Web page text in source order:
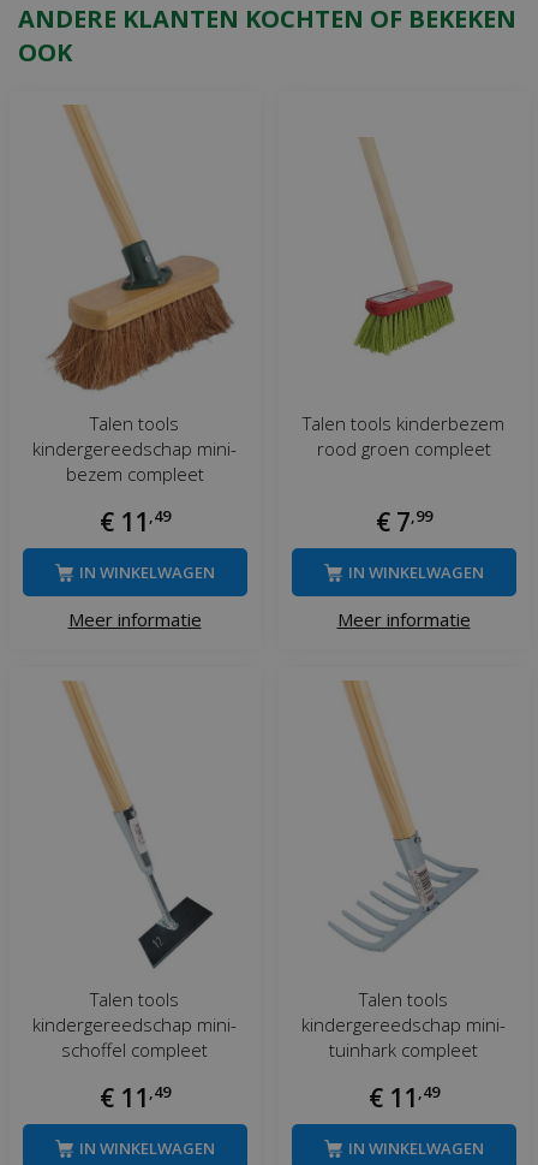
ANDERE KLANTEN KOCHTEN OF BEKEKEN
OOK
Talen tools
kindergereedschap mini-
bezem compleet
€ 11 ,49
Meer informatie
IN WINKELWAGEN
Talen tools kinderbezem
rood groen compleet
€ 7,99
Meer informatie
IN WINKELWAGEN
Talen tools
kindergereedschap mini-
schoffel compleet
€ 11 ,49
IN WINKELWAGEN
Talen tools
kindergereedschap mini-
tuinhark compleet
€ 11 ,49
IN WINKELWAGEN